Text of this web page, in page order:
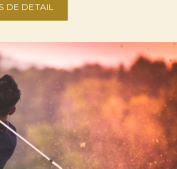
DE DETAIL